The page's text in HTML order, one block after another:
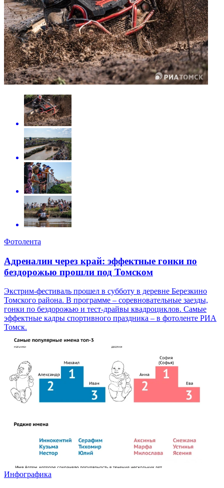
Фотолента
Адреналин через край: эффектные гонки по
бездорожью прошли под Томском
Экстрим-фестиваль прошел в субботу в деревне Березкино
Томского района. В программе – соревновательные заезды,
гонки по бездорожью и тест-драйвы квадроциклов. Самые
эффектные кадры спортивного праздника – в фотоленте РИА
Томск.
Инфографика